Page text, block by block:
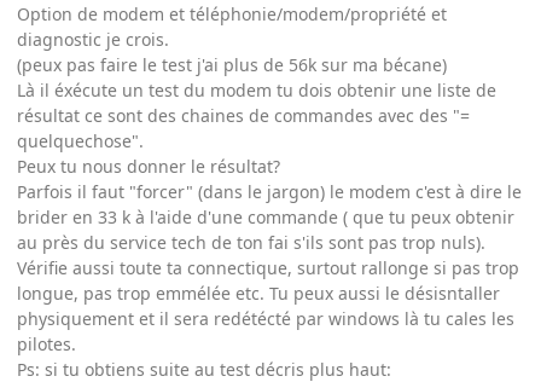
Option de modem et téléphonie/modem/propriété et
diagnostic je crois.
(peux pas faire le test j'ai plus de 56k sur ma bécane)
Là il éxécute un test du modem tu dois obtenir une liste de
résultat ce sont des chaines de commandes avec des "=
quelquechose".
Peux tu nous donner le résultat?
Parfois il faut "forcer" (dans le jargon) le modem c'est à dire le
brider en 33 k à l'aide d'une commande ( que tu peux obtenir
au près du service tech de ton fai s'ils sont pas trop nuls).
Vérifie aussi toute ta connectique, surtout rallonge si pas trop
longue, pas trop emmélée etc. Tu peux aussi le désisntaller
physiquement et il sera redétécté par windows là tu cales les
pilotes.
Ps: si tu obtiens suite au test décris plus haut: